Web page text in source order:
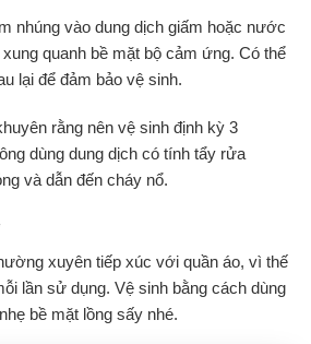
nhúng vào dung dịch giấm hoặc nước
quanh bề mặt bộ cảm ứng. Có thể
lại để đảm bảo vệ sinh.
rằng nên vệ sinh định kỳ 3
dùng dung dịch có tính tẩy rửa
và dẫn đến cháy nổ.
xuyên tiếp xúc với quần áo, vì thế
lần sử dụng. Vệ sinh bằng cách dùng
bề mặt lồng sấy nhé.